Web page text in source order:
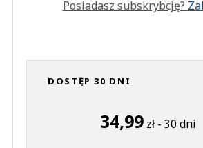
Posiadasz subskrybcję?
DOSTĘP 30 DNI
34,99 zł - 30 dni